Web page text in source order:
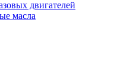
двигателей
масла